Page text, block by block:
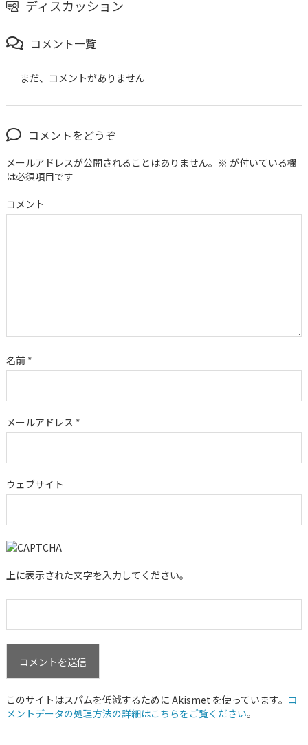
ディスカッション
コメント一覧
まだ、コメントがありません
コメントをどうぞ
メールアドレスが公開されることはありません。 ※ が付いている欄
は必須項目です
コメント
名前 *
メールアドレス *
ウェブサイト
上に表示された文字を入力してください。
このサイトはスパムを低減するために Akismet を使っています。 コ
メントデータの処理方法の詳細はこちらをご覧ください。